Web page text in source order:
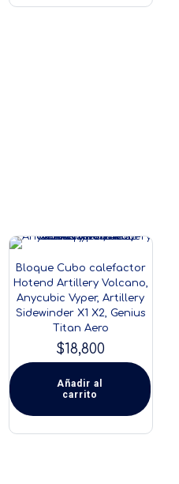
Bloque Cubo calefactor
Hotend Artillery Volcano,
Anycubic Vyper, Artillery
Sidewinder X1 X2, Genius
Titan Aero
$18,800
Añadir al
carrito